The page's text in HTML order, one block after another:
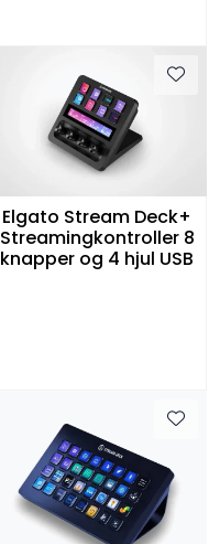
Elgato Stream Deck+
Streamingkontroller 8
knapper og 4 hjul USB